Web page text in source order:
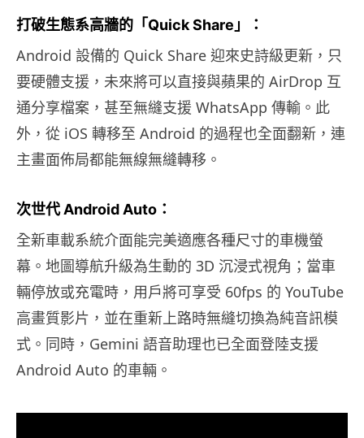
打破生態系高牆的「Quick Share」：
Android 設備的 Quick Share 迎來史詩級更新，只
要硬體支援，未來將可以直接與蘋果的 AirDrop 互
通分享檔案，甚至無縫支援 WhatsApp 傳輸。此
外，從 iOS 轉移至 Android 的過程也全面翻新，連
主畫面佈局都能無線無縫轉移。
次世代 Android Auto：
全新車載系統介面能完美適應各種尺寸的車機螢
幕。地圖導航升級為生動的 3D 沉浸式視角；當車
輛停放或充電時，用戶將可享受 60fps 的 YouTube
高畫質影片，並在重新上路時無縫切換為純音訊模
式。同時，Gemini 語音助理也已全面登陸支援
Android Auto 的車輛。